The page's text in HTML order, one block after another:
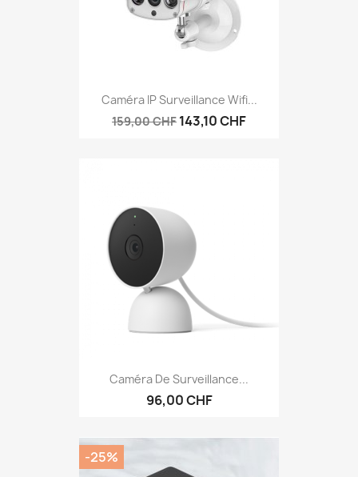
Caméra IP Surveillance Wifi...
159,00 CHF 143,10 CHF
Caméra De Surveillance...
96,00 CHF
-25%